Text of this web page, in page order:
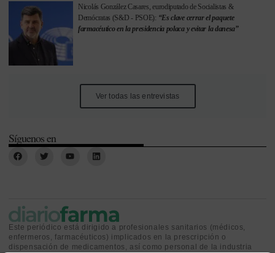
Nicolás González Casares, eurodiputado de Socialistas &
Demócratas (S&D - PSOE): “Es clave cerrar el paquete
farmacéutico en la presidencia polaca y evitar la danesa”
Ver todas las entrevistas
Síguenos en
Este periódico está dirigido a profesionales sanitarios (médicos,
enfermeros, farmacéuticos) implicados en la prescripción o
dispensación de medicamentos, así como personal de la industria